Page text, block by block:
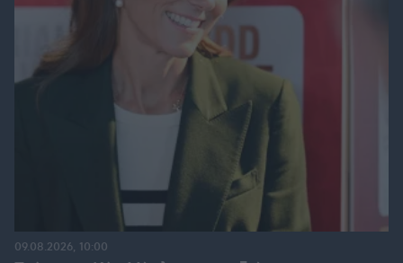
09.08.2026, 10:00